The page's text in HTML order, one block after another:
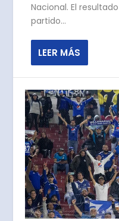
Nacional. El
partido...
LEER MÁS